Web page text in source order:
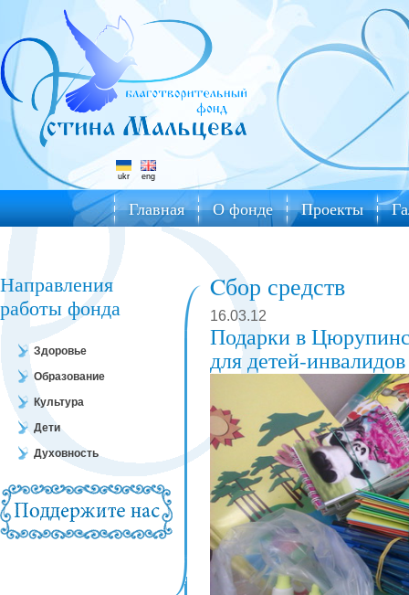
ukr eng
Главная О фонде Проекты
Направления
работы фонда
Здоровье
Образование
Культура
Дети
Духовность
Cбор средств
16.03.12
Подарки в
для детей-инвалидов